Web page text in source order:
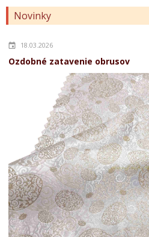
Novinky
18.03.2026
Ozdobné zatavenie obrusov